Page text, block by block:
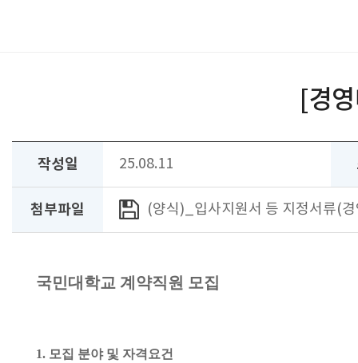
[경
작성일 25.08.11
첨부파일 (양식)_입사지원서 등 지정서류(
국민대학교 계약직원 모집
1. 모집 분야 및 자격요건